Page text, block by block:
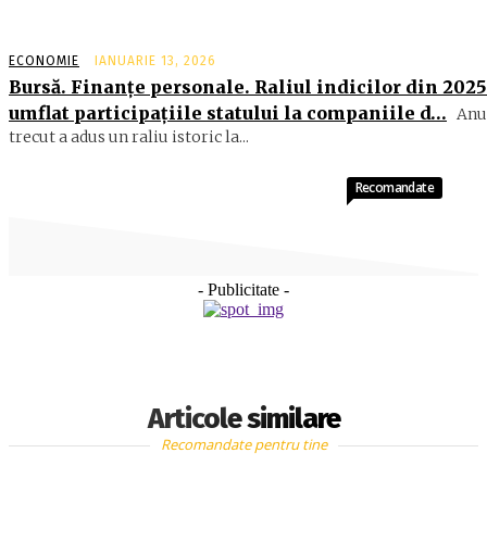
ECONOMIE IANUARIE 13, 2026
Bursă. Finanţe personale. Raliul indicilor din 2025
umflat participaţiile statului la companiile d…
trecut a adus un raliu istoric la...
- Publicitate -
Articole similare
Recomandate
Recomandate pentru tine